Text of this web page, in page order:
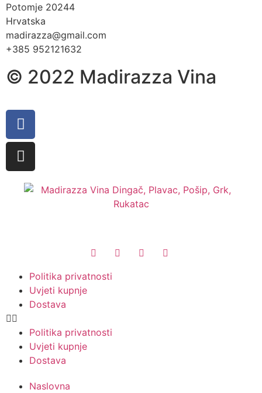
Potomje 20244
Hrvatska
madirazza@gmail.com
+385 952121632
© 2022 Madirazza Vina
Politika privatnosti
Uvjeti kupnje
Dostava
Politika privatnosti
Uvjeti kupnje
Dostava
Naslovna